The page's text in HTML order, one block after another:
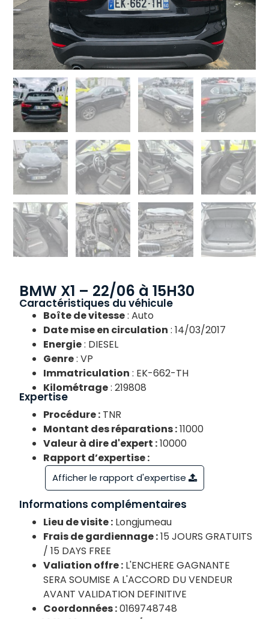
BMW X1 – 22/06 à 15H30
Caractéristiques du véhicule
Boîte de vitesse: Auto
Date mise en circulation : 14/03/2017
Energie: DIESEL
Genre: VP
Immatriculation : EK-662-TH
Kilométrage: 219808
Expertise
Procédure : TNR
Montant des réparations :11000
Valeur à dire d'expert :10000
Rapport d’expertise :
Afficher le rapport d'expertise
Informations complémentaires
Lieu de visite : Longjumeau
Frais de gardiennage :15 JOURS GRATUITS
/ 15 DAYS FREE
Valiation offre : L'ENCHERE GAGNANTE
SERA SOUMISE A L'ACCORD DU VENDEUR
AVANT VALIDATION DEFINITIVE
Coordonnées :0169748748